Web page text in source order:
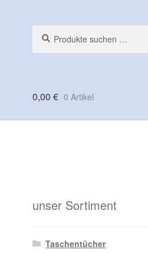
nach:
0,00 € 0 Artikel
unser Sortiment
Taschentücher